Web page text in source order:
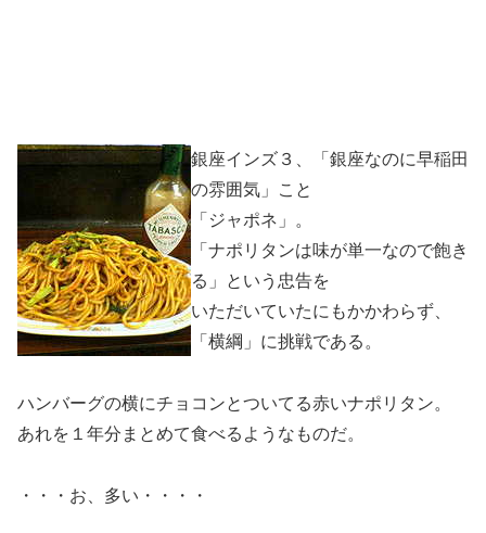
銀座インズ３、「銀座なのに早稲田
の雰囲気」こと
「ジャポネ」。
「ナポリタンは味が単一なので飽き
る」という忠告を
いただいていたにもかかわらず、
「横綱」に挑戦である。
ハンバーグの横にチョコンとついてる赤いナポリタン。
あれを１年分まとめて食べるようなものだ。
・・・お、多い・・・・